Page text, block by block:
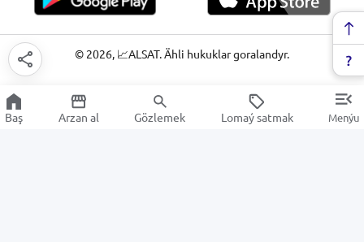
© 2026, 📈ALSAT. Ähli hukuklar goralandyr.
Baş Arzan al Gözlemek Lomaý satmak Menýu